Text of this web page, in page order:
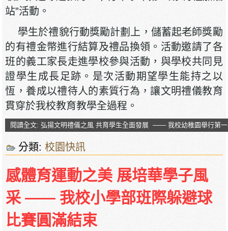
站”活動。
學生於禮貌行動獎勵計劃上，儲蓄起老師獎勵
的有禮金幣進行結算及禮品換領。活動邀請了各
班的義工家長走進學校參與活動，與學校共同見
證學生成長足跡。是次活動期望學生能持之以
恆，養成以禮待人的素質行為，讓文明禮儀教育
貫穿於我校教育教學全過程。
閱讀全文: 弘揚文明禮儀之風 共育學生全面發展 —— 我校幼稚園舉行第
分類:校園快訊
感體育運動之美 展培華學子風
采 —— 我校小學部班際躲避球
比賽圓滿結束